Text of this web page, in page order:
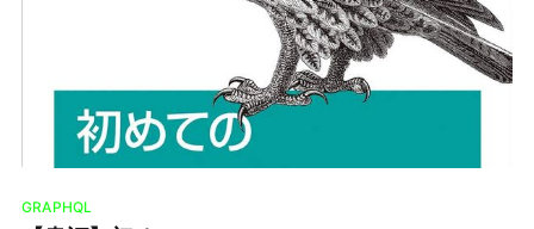
東京税理士会の無料相談という枠を使用しました。その
名のとおり相談であり、税理士の方にも一般としてはこ
う、という形式で伺っています。 人によってユースケー
スは異なるため、実際に行動に移される場合は専門の方
に相談することをおすすめします。 背景まず、なんでそ
んなこと聞いてきたの？という私情の部分を書きたいと
気になる方は飛ばして頂いてかまいません。 自分自身、
GRAPHQL